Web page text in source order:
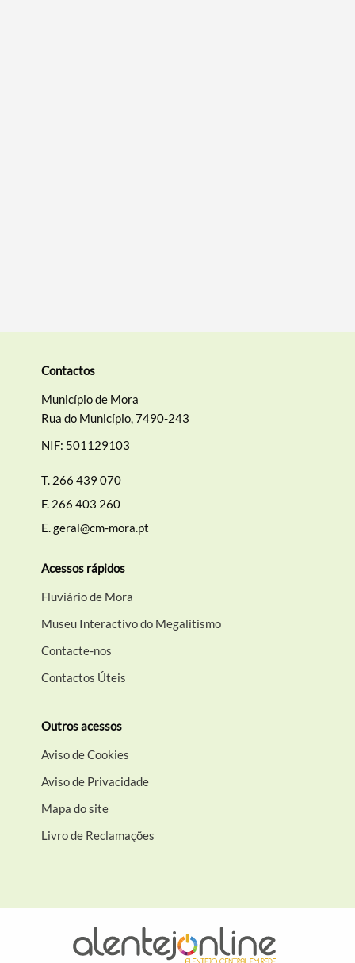
Contactos
Município de Mora
Rua do Município, 7490-243
NIF: 501129103
T. 266 439 070
F. 266 403 260
E.geral@cm-mora.pt
Acessos rápidos
Fluviário de Mora
Museu Interactivo do Megalitismo
Contacte-nos
Contactos Úteis
Outros acessos
Aviso de Cookies
Aviso de Privacidade
Mapa do site
Livro de Reclamações